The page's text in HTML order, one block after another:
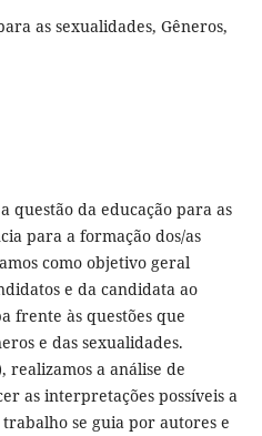
as sexualidades, Gêneros,
questão da educação para as
para a formação dos/as
como objetivo geral
e da candidata ao
frente às questões que
e das sexualidades.
realizamos a análise de
as interpretações possíveis a
se guia por autores e